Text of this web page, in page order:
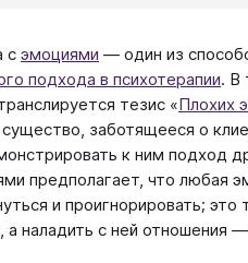
с эмоциями — один из
подхода в психотерапии. В
тезис «Плохих
заботящееся о
к ним подход
предполагает, что любая
и проигнорировать;
а наладить с ней отношения